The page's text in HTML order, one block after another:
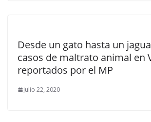
Desde un gato hasta un
casos de maltrato animal en
reportados por el MP
julio 22, 2020